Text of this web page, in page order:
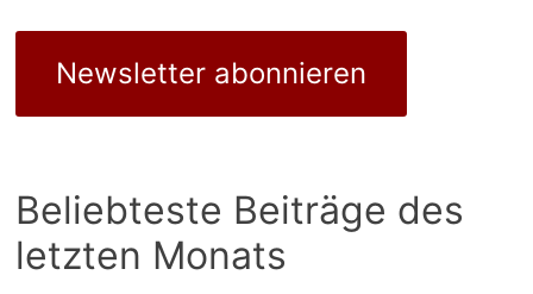
Newsletter abonnieren
Beliebteste Beiträge des
letzten Monats